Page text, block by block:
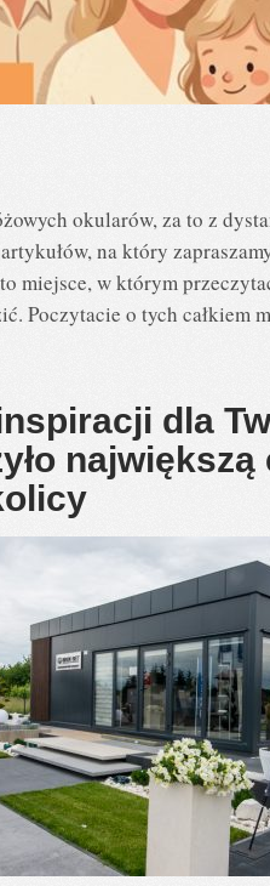
okularów, za to z
na który
miejsce, w którym
Poczytacie o tych całkiem
dla